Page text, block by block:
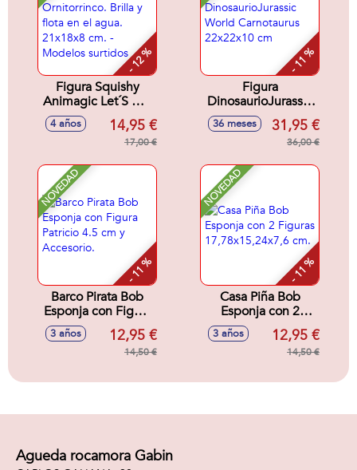
- 12 %
Figura Squishy
Animagic Let´S Glo
Ornitorrinco. Brilla y
flota en el agua.
21x18x8 cm. -
4 años 14,95 €
17,00 €
- 11 %
Figura
DinosaurioJurassic
World Carnotaurus
22x22x10 cm
36 meses 31,95 €
36,00 €
NOVEDAD
- 11 %
Barco Pirata Bob
Esponja con Figura
Patricio 4.5 cm y
Accesorio.
3 años 12,95 €
14,50 €
NOVEDAD
- 11 %
Casa Piña Bob
Esponja con 2
Figuras
17,78x15,24x7,6
3 años 12,95 €
14,50 €
Agueda rocamora Gabin